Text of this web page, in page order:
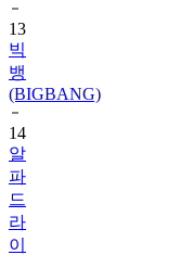
13
빅
뱅
(BIGBANG)
14
알
파
드
라
이